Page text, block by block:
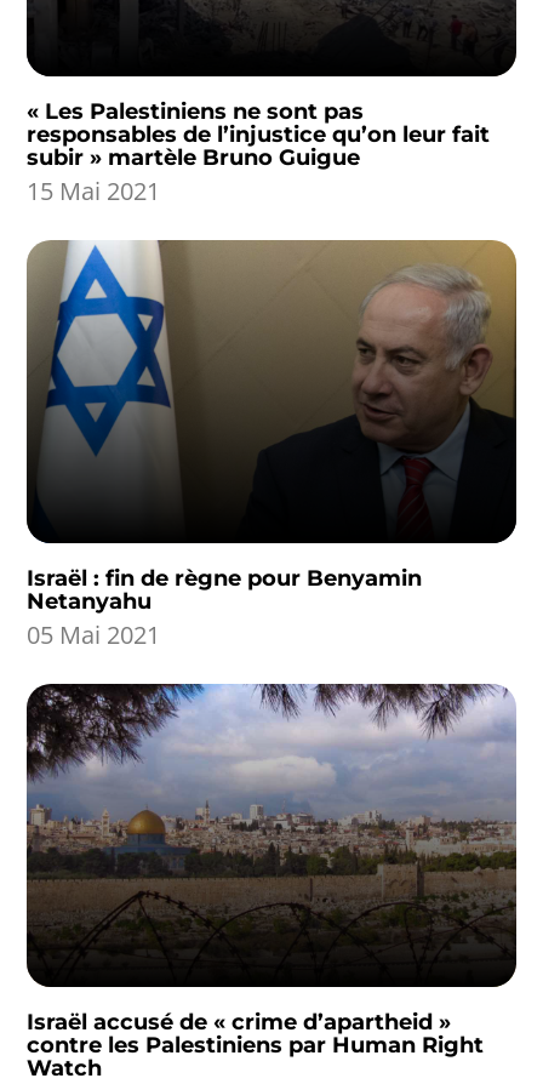
« Les Palestiniens ne sont pas
responsables de l’injustice qu’on leur fait
subir » martèle Bruno Guigue
15 Mai 2021
Israël : fin de règne pour Benyamin
Netanyahu
05 Mai 2021
Israël accusé de « crime d’apartheid »
contre les Palestiniens par Human Right
Watch